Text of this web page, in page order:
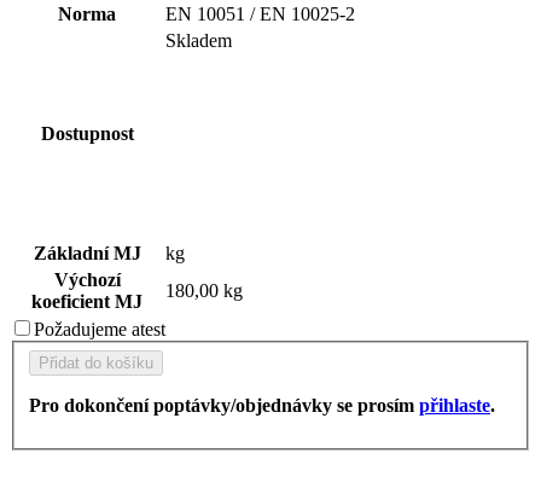
Norma
EN 10051 / EN 10025-2
Dostupnost
Skladem
Základní MJ
kg
Výchozí
koeficient MJ
180,00 kg
Požadujeme atest
Přidat do košíku
Pro dokončení poptávky/objednávky se prosím přihlaste.